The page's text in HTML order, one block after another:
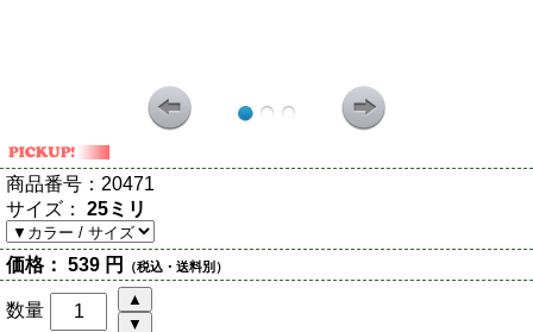
商品番号： 20471
サイズ： 25ミリ
価格： 539 円 （税込・送料別）
数量